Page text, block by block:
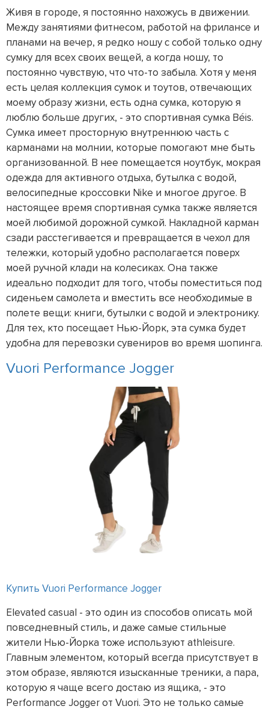
Живя в городе, я постоянно нахожусь в движении.
Между занятиями фитнесом, работой на фрилансе и
планами на вечер, я редко ношу с собой только одну
сумку для всех своих вещей, а когда ношу, то
постоянно чувствую, что что-то забыла. Хотя у меня
есть целая коллекция сумок и тоутов, отвечающих
моему образу жизни, есть одна сумка, которую я
люблю больше других, - это спортивная сумка Béis.
Сумка имеет просторную внутреннюю часть с
карманами на молнии, которые помогают мне быть
организованной. В нее помещается ноутбук, мокрая
одежда для активного отдыха, бутылка с водой,
велосипедные кроссовки Nike и многое другое. В
настоящее время спортивная сумка также является
моей любимой дорожной сумкой. Накладной карман
сзади расстегивается и превращается в чехол для
тележки, который удобно располагается поверх
моей ручной клади на колесиках. Она также
идеально подходит для того, чтобы поместиться под
сиденьем самолета и вместить все необходимые в
полете вещи: книги, бутылки с водой и электронику.
Для тех, кто посещает Нью-Йорк, эта сумка будет
удобна для перевозки сувениров во время шопинга.
Vuori Performance Jogger
Купить Vuori Performance Jogger
Elevated casual - это один из способов описать мой
повседневный стиль, и даже самые стильные
жители Нью-Йорка тоже используют athleisure.
Главным элементом, который всегда присутствует в
этом образе, являются изысканные треники, а пара,
которую я чаще всего достаю из ящика, - это
Performance Jogger от Vuori. Это не только самые